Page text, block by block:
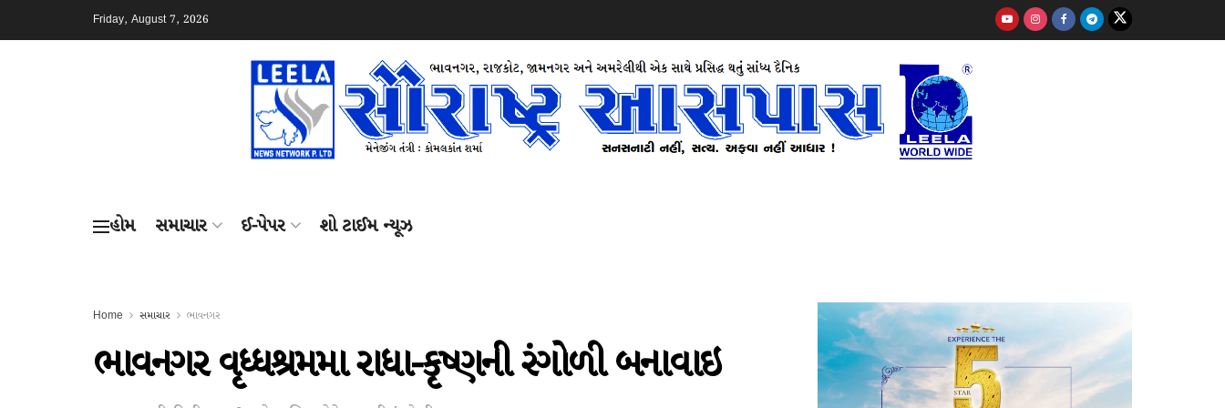
Friday, August 7, 2026
હોમ સમાચાર ઈ-પેપર શો ટાઈમ ન્યૂઝ
Home સમાચાર ભાવનગર
ભાવનગર વૃધ્ધશ્રમમા રાધા-કૃષ્ણની રંગોળી બનાવાઇ